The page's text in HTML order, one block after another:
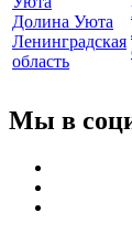
Долина Уюта
Ленинградская
область
Мы в